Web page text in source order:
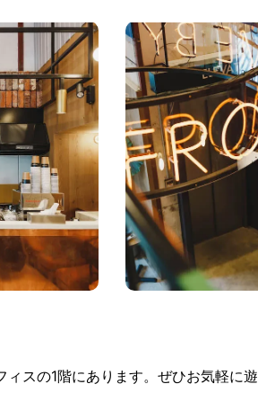
スの1階にあります。ぜひお気軽に遊